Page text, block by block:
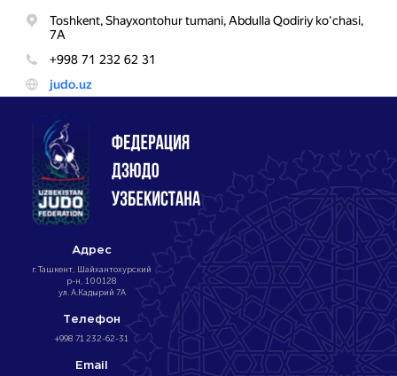
Адрес
г. Ташкент, Шайхантохурский
р-н, 100128
ул. А.Кадырий 7А
Телефон
+998 71 232-62-31
Email